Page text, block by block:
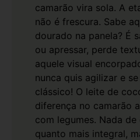
camarão vira sola. A
não é frescura. Sabe
dourado na panela? É
ou apressar, perde
aquele visual
nunca quis agilizar e
clássico! O leite de
diferença no camarão
com legumes. Nada de
quanto mais integral,